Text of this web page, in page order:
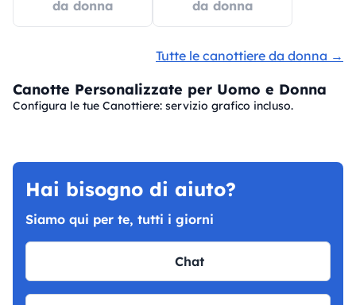
da donna
da donna
Tutte le canottiere da donna →
Canotte Personalizzate per Uomo e Donna
Configura le tue Canottiere: servizio grafico incluso.
Hai bisogno di aiuto?
Siamo qui per te, tutti i giorni
Chat